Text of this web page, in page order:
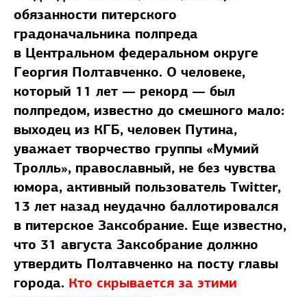
обязанности питерского
градоначальника полпреда
в Центральном федеральном округе
Георгия Полтавченко. О человеке,
который 11 лет — рекорд — был
полпредом, известно до смешного мало:
выходец из КГБ, человек Путина,
уважает творчество группы «Мумий
Тролль», православный, не без чувства
юмора, активный пользователь Twitter,
13 лет назад неудачно баллотировался
в питерское Заксобрание. Еще известно,
что 31 августа Заксобрание должно
утвердить Полтавченко на посту главы
города. Кто скрывается за этими